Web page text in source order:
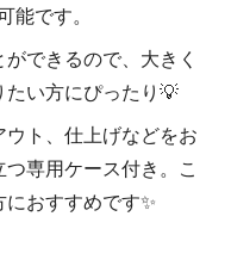
です。
できるので、大きく
い方にぴったり💡
ト、仕上げなどをお
専用ケース付き。こ
おすすめです✨